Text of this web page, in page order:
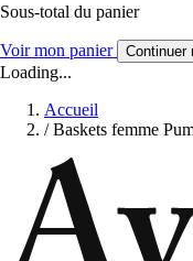
Sous-total du panier
Voir mon panier Continuer
Loading...
Accueil
/ Baskets femme